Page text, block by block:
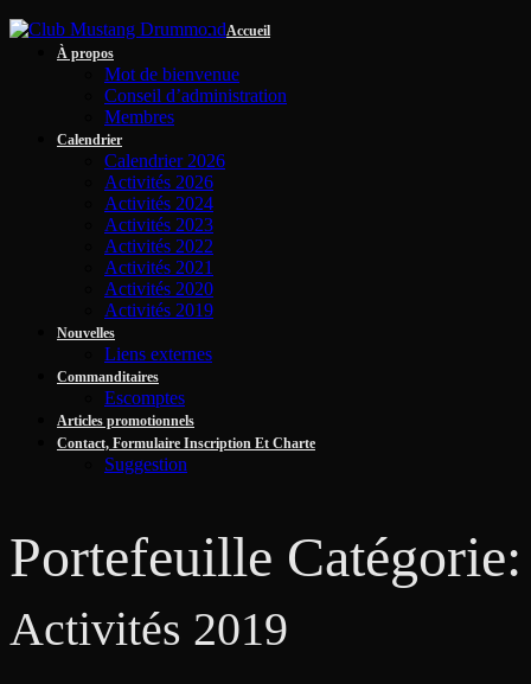
Accueil
À propos
Mot de bienvenue
Conseil d’administration
Membres
Calendrier
Calendrier 2026
Activités 2026
Activités 2024
Activités 2023
Activités 2022
Activités 2021
Activités 2020
Activités 2019
Nouvelles
Liens externes
Commanditaires
Escomptes
Articles promotionnels
Contact, Formulaire Inscription Et Charte
Suggestion
Portefeuille Catégorie:
Activités 2019